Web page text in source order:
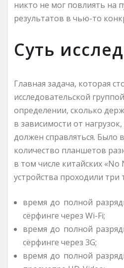
никто не мог повлиять на
результатов в чью-то
Суть
Главная задача, которая
исследовательской
определении, сколько
в зависимости от
должен справляться. Было
количество планшетов
в том числе китайских «No
устройства проходили три
время до полной
сёрфинге через Wi-Fi;
время до полной
сёрфинге через 3G;
время до полной